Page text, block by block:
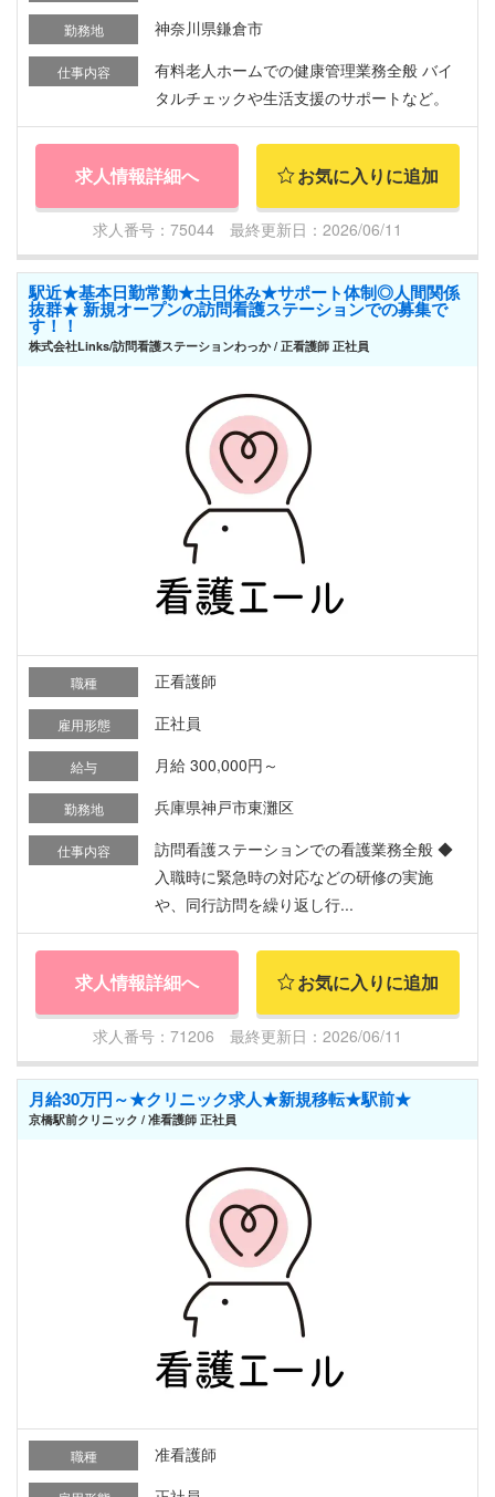
勤務地 神奈川県鎌倉市
仕事内容
有料老人ホームでの健康管理業務全般 バイ
タルチェックや生活支援のサポートなど。
求人情報詳細へ お気に入りに追加
求人番号：75044 最終更新日：2026/06/11
駅近★基本日勤常勤★土日休み★サポート体制◎人間関係
抜群★ 新規オープンの訪問看護ステーションでの募集で
す！！
株式会社Links/訪問看護ステーションわっか / 正看護師 正社員
職種 正看護師
雇用形態 正社員
給与 月給 300,000円～
勤務地 兵庫県神戸市東灘区
仕事内容
訪問看護ステーションでの看護業務全般 ◆
入職時に緊急時の対応などの研修の実施
や、同行訪問を繰り返し行...
求人情報詳細へ お気に入りに追加
求人番号：71206 最終更新日：2026/06/11
月給30万円～★クリニック求人★新規移転★駅前★
京橋駅前クリニック / 准看護師 正社員
職種 准看護師